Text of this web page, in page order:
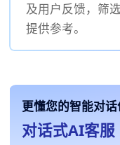
及用户反馈，筛
提供参考。
更懂您的智能对
对话式AI客服